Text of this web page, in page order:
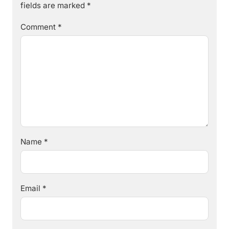
fields are marked *
Comment *
Name *
Email *